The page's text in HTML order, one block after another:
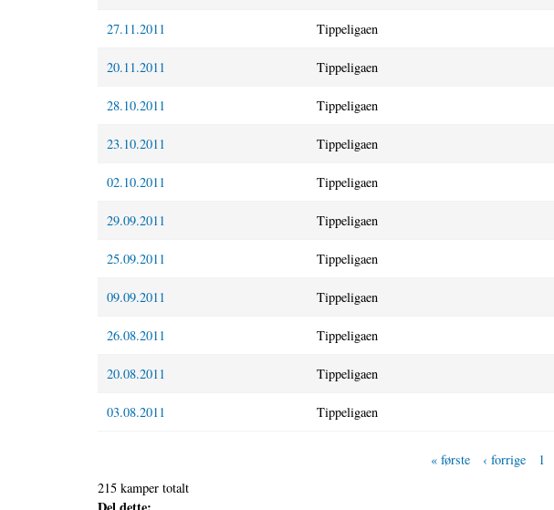
27.11.2011 Tippeligaen
20.11.2011 Tippeligaen
28.10.2011 Tippeligaen
23.10.2011 Tippeligaen
02.10.2011 Tippeligaen
29.09.2011 Tippeligaen
25.09.2011 Tippeligaen
09.09.2011 Tippeligaen
26.08.2011 Tippeligaen
20.08.2011 Tippeligaen
03.08.2011 Tippeligaen
« første ‹ forrige 1
215 kamper totalt